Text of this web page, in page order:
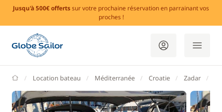
Jusqu'à 500€ offertssur votre prochaine réservation en parrainant vos
proches !
GlobeSailor
Location bateau Méditerranée Croatie Zadar